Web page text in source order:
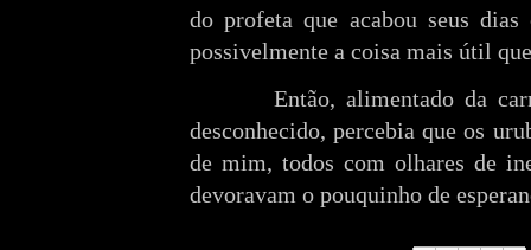
do profeta que acabou seus
possivelmente a coisa mais útil
Então, alimentado da
desconhecido, percebia que os
de mim, todos com olhares de
devoravam o pouquinho de